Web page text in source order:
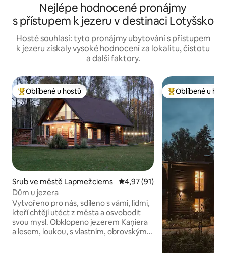
Nejlépe hodnocené pronájmy
s přístupem k jezeru v destinaci Lotyšsko
Hosté souhlasí: tyto pronájmy ubytování s přístupem
k jezeru získaly vysoké hodnocení za lokalitu, čistotu
a další faktory.
Nejlepší v kategorii Oblíbené u hostů
Oblíbené u hostů
Srub ve městě Lapmežciems Průměrné hodnocení 4,97 z 5,
4,97 (91)
Dům u jezera
Vytvořeno pro nás, sdíleno s vámi, lidmi,
kteří chtějí utéct z města a osvobodit
svou mysl. Obklopeno jezerem Kaņiera
a lesem, loukou, s vlastním, obrovským,
Nejlepší v
Oblíbené u